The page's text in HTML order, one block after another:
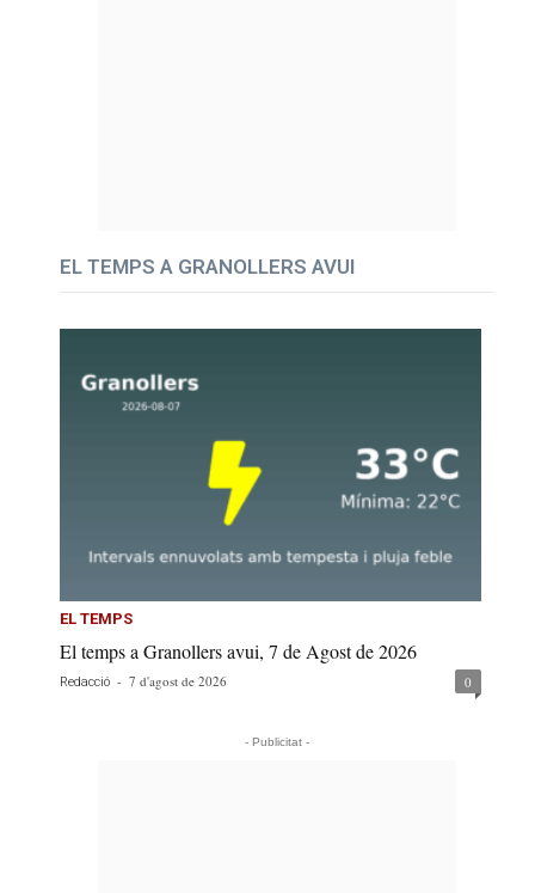
EL TEMPS A GRANOLLERS AVUI
EL TEMPS
El temps a Granollers avui, 7 de Agost de 2026
Redacció - 7 d'agost de 2026 0
- Publicitat -